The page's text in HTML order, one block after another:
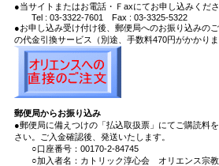
●当サイトまたはお電話・Ｆaxにてお申し込みくださ
Tel : 03-3322-7601 Fax : 03-3325-5322
●お申し込み受け付け後、郵便局へのお振り込みの
の代金引換サービス（別途、手数料470円がかかりま
郵便局からお振り込み
●郵便局に備えつけの「払込取扱票」にてご購読料
さい。ご入金確認後、発送いたします。
○口座番号：00170-2-84745
○加入者名：カトリック淳心会 オリエンス宗教